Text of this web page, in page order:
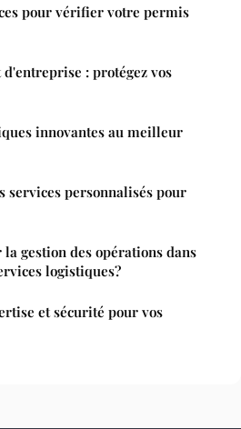
pour vérifier votre permis
: protégez vos
innovantes au meilleur
services personnalisés pour
gestion des opérations dans
logistiques?
et sécurité pour vos